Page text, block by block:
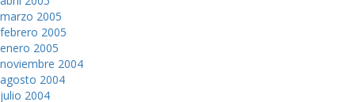
marzo 2005
febrero 2005
enero 2005
noviembre 2004
agosto 2004
julio 2004